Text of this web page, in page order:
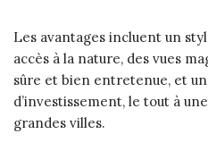
Les avantages incluent un
accès à la nature, des vues
sûre et bien entretenue, et
d’investissement, le tout à
grandes villes.